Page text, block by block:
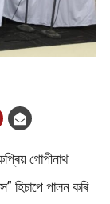
গোপীনাথ
হিচাপে পালন কৰি